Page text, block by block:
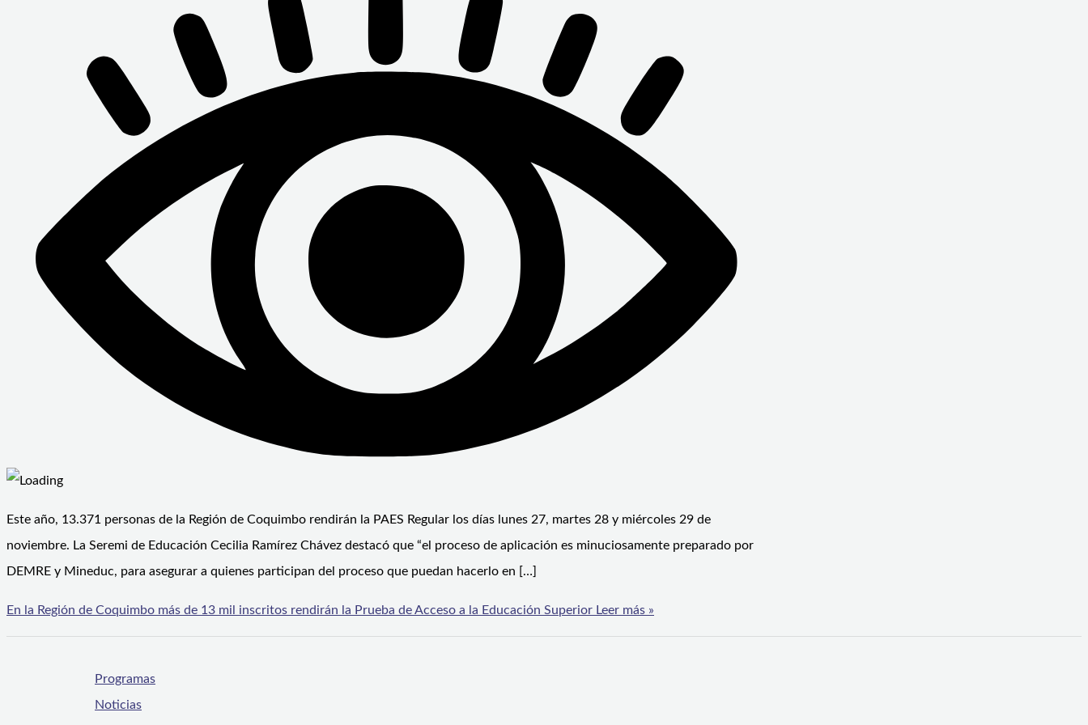
Este año, 13.371 personas de la Región de Coquimbo rendirán la PAES Regular los días lunes 27, martes 28 y miércoles 29 de
noviembre. La Seremi de Educación Cecilia Ramírez Chávez destacó que “el proceso de aplicación es minuciosamente preparado por
DEMRE y Mineduc, para asegurar a quienes participan del proceso que puedan hacerlo en […]
En la Región de Coquimbo más de 13 mil inscritos rendirán la Prueba de Acceso a la Educación Superior Leer más »
Programas
Noticias